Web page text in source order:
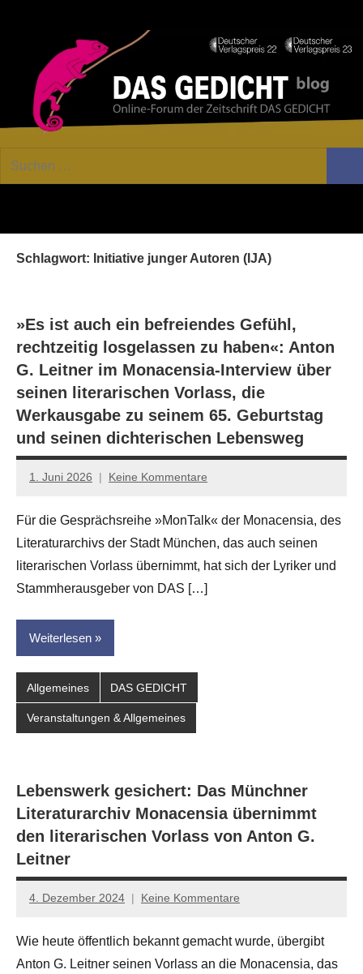
GEDICHT
Forum
von
Suchen
Schlagwort: Initiative junger Autoren (IJA)
»Es ist auch ein befreiendes Gefühl,
rechtzeitig losgelassen zu haben«: Anton
G. Leitner im Monacensia-Interview über
seinen literarischen Vorlass, die
Werkausgabe zu seinem 65. Geburtstag
und seinen dichterischen Lebensweg
1. Juni 2026
Jan-
Hornauer
für
dasgedichtblog
Keine Kommentare
Für die Gesprächsreihe »MonTalk« der Monacensia, des
Literaturarchivs der Stadt München, das auch seinen
literarischen Vorlass übernimmt, hat sich der Lyriker und
Stammherausgeber von DAS […]
Weiterlesen
Allgemeines DAS GEDICHT
Veranstaltungen & Allgemeines
Lebenswerk gesichert: Das Münchner
Literaturarchiv Monacensia übernimmt
den literarischen Vorlass von Anton G.
Leitner
4. Dezember 2024
Jan-
Hornauer
für
Keine Kommentare
Wie heute öffentlich bekannt gemacht wurde, übergibt
Anton G. Leitner seinen Vorlass an die Monacensia, das